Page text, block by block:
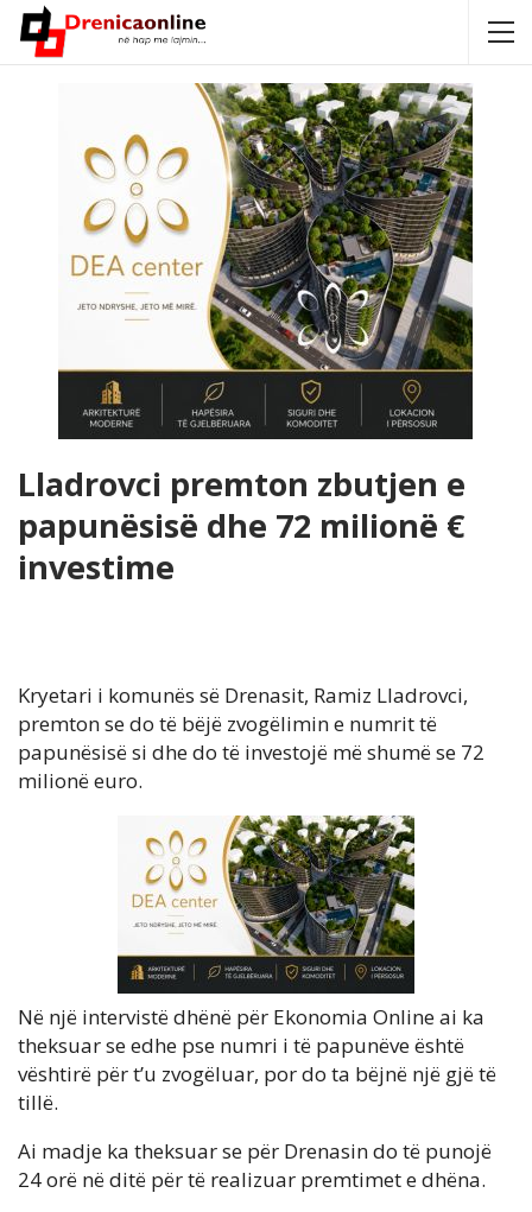
Lladrovci premton zbutjen e
papunësisë dhe 72 milionë €
investime
Kryetari i komunës së Drenasit, Ramiz Lladrovci,
premton se do të bëjë zvogëlimin e numrit të
papunësisë si dhe do të investojë më shumë se 72
milionë euro.
Në një intervistë dhënë për Ekonomia Online ai ka
theksuar se edhe pse numri i të papunëve është
vështirë për t’u zvogëluar, por do ta bëjnë një gjë të
tillë.
Ai madje ka theksuar se për Drenasin do të punojë
24 orë në ditë për të realizuar premtimet e dhëna.